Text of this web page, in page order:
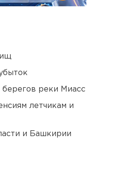
реки Миасс
летчикам и
и Башкирии